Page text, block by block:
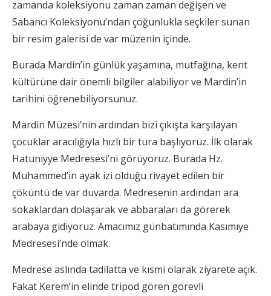
zamanda koleksiyonu zaman zaman değişen ve
Sabancı Koleksiyonu’ndan çoğunlukla seçkiler sunan
bir resim galerisi de var müzenin içinde.
Burada Mardin’in günlük yaşamına, mutfağına, kent
kültürüne dair önemli bilgiler alabiliyor ve Mardin’in
tarihini öğrenebiliyorsunuz.
Mardin Müzesi’nin ardından bizi çıkışta karşılayan
çocuklar aracılığıyla hızlı bir tura başlıyoruz. İlk olarak
Hatuniyye Medresesi’ni görüyoruz. Burada Hz.
Muhammed’in ayak izi olduğu rivayet edilen bir
çöküntü de var duvarda. Medresenin ardından ara
sokaklardan dolaşarak ve abbaraları da görerek
arabaya gidiyoruz. Amacımız günbatımında Kasımıye
Medresesi’nde olmak.
Medrese aslında tadilatta ve kısmi olarak ziyarete açık.
Fakat Kerem’in elinde tripod gören görevli